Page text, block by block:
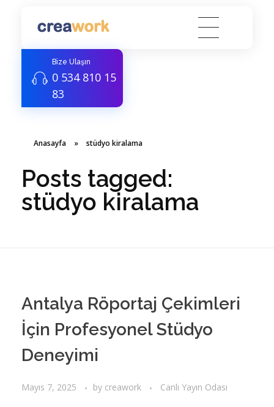
Creawork Antalya Coworking - Hazır ofis, Sanal Ofis
Bize Ulaşın
0 534 810 15
83
Anasayfa » stüdyo kiralama
Posts tagged:
stüdyo kiralama
Antalya Röportaj Çekimleri
İçin Profesyonel Stüdyo
Deneyimi
Mayıs 7, 2025 by creawork Canlı Yayın Odası